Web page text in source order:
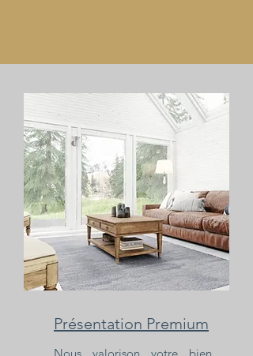
Présentation Premium